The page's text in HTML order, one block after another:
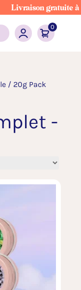
Livraison gratuite à
0
/ 20g Pack
-